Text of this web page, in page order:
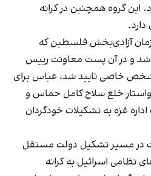
این گروه همچنین در کرانه
آزادی‌بخش فلسطین که
شد و در آن پست معاونت رییس
خاصی تایید شد، عباس برای
خلع سلاح کامل حماس و
غزه به تشکیلات خودگردان
در مسیر تشکیل دولت مستقل
اسرائیل به کرانه